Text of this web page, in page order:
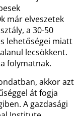
már elveszetek
a 30-50
lehetőségei miatt
lecsökkent.
folymatnak.
akkor azt
át fogja
A gazdasági